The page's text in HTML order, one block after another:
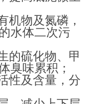
机物及氮磷，
水体二次污
的硫化物、甲
臭味累积；
性及含量，分